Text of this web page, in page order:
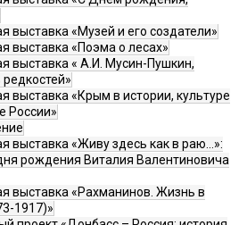
выставка «Музей и его создатели»
выставка «Поэма о лесах»
выставка « А.И. Мусин-Пушкин,
выставка «Крым в истории, культуре
России»
выставка «Живу здесь как в раю…»:
рождения Виталия Валентиновича
выставка «Рахманинов. Жизнь в
1917)»